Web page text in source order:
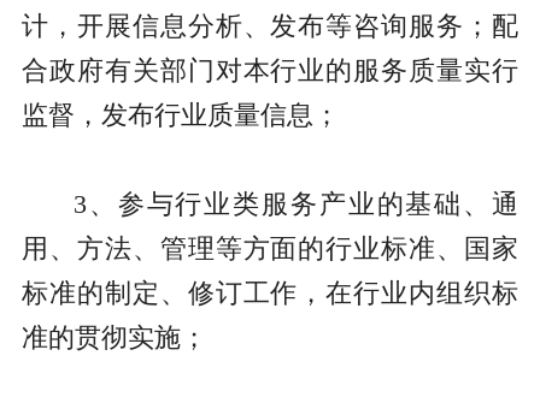
计，开展信息分析、发布等咨询服务；配
合政府有关部门对本行业的服务质量实行
监督，发布行业质量信息；
3、参与行业类服务产业的基础、通
用、方法、管理等方面的行业标准、国家
标准的制定、修订工作，在行业内组织标
准的贯彻实施；